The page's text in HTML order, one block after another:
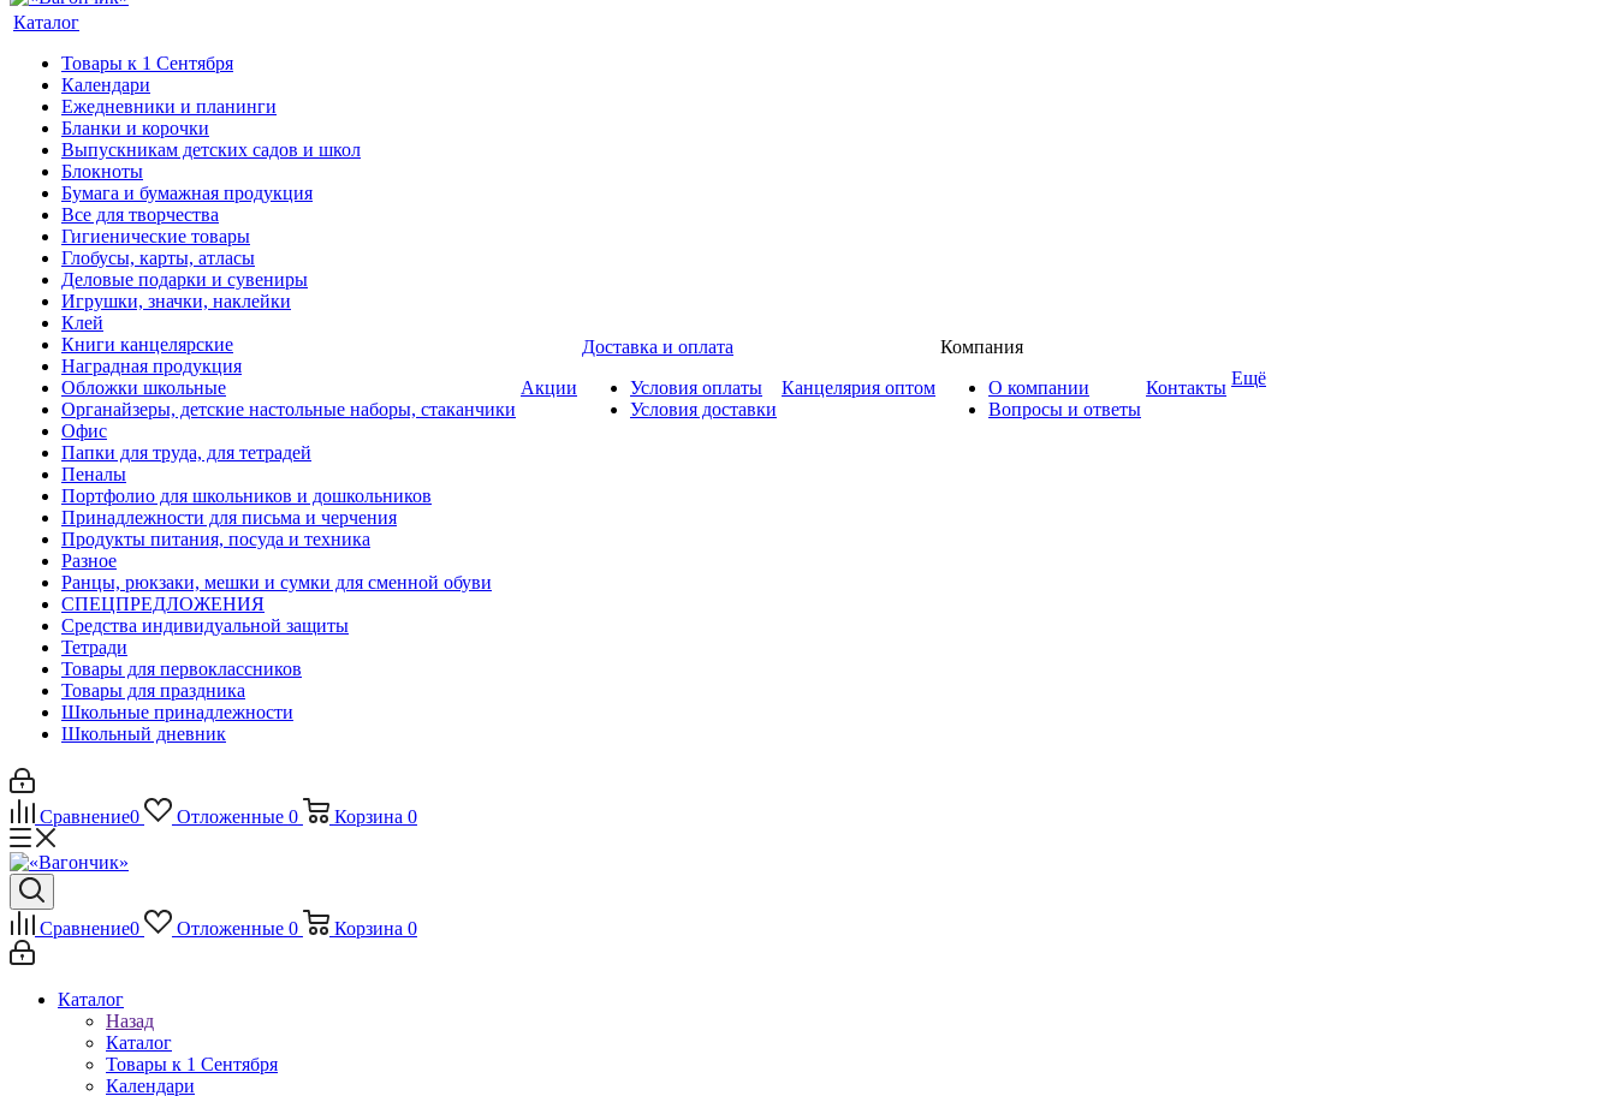
Каталог
Товары к 1 Сентября
Календари
Ежедневники и планинги
Бланки и корочки
Выпускникам детских садов и школ
Блокноты
Бумага и бумажная продукция
Все для творчества
Гигиенические товары
Глобусы, карты, атласы
Деловые подарки и сувениры
Игрушки, значки, наклейки
Клей
Книги канцелярские
Наградная продукция
Обложки школьные
Органайзеры, детские настольные наборы, стаканчики
Офис
Папки для труда, для тетрадей
Пеналы
Портфолио для школьников и дошкольников
Принадлежности для письма и черчения
Продукты питания, посуда и техника
Разное
Ранцы, рюкзаки, мешки и сумки для сменной обуви
СПЕЦПРЕДЛОЖЕНИЯ
Средства индивидуальной защиты
Тетради
Товары для первоклассников
Товары для праздника
Школьные принадлежности
Школьный дневник
Акции
Доставка и оплата
Условия оплаты
Условия доставки
Канцелярия оптом
Компания
О компании
Вопросы и ответы
Контакты Ещё
Сравнение0 Отложенные 0 Корзина 0
Сравнение0 Отложенные 0 Корзина 0
Каталог
Назад
Каталог
Товары к 1 Сентября
Календари